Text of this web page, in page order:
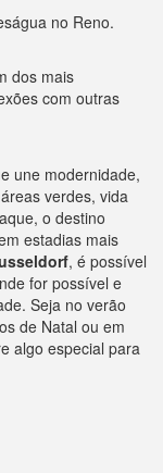
no Reno.
dos mais
com outras
une modernidade,
verdes, vida
o destino
estadias mais
, é possível
for possível e
Seja no verão
de Natal ou em
algo especial para